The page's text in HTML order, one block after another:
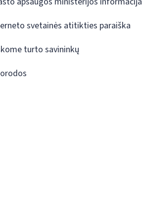
svetainės atitikties paraiška
turto savininkų